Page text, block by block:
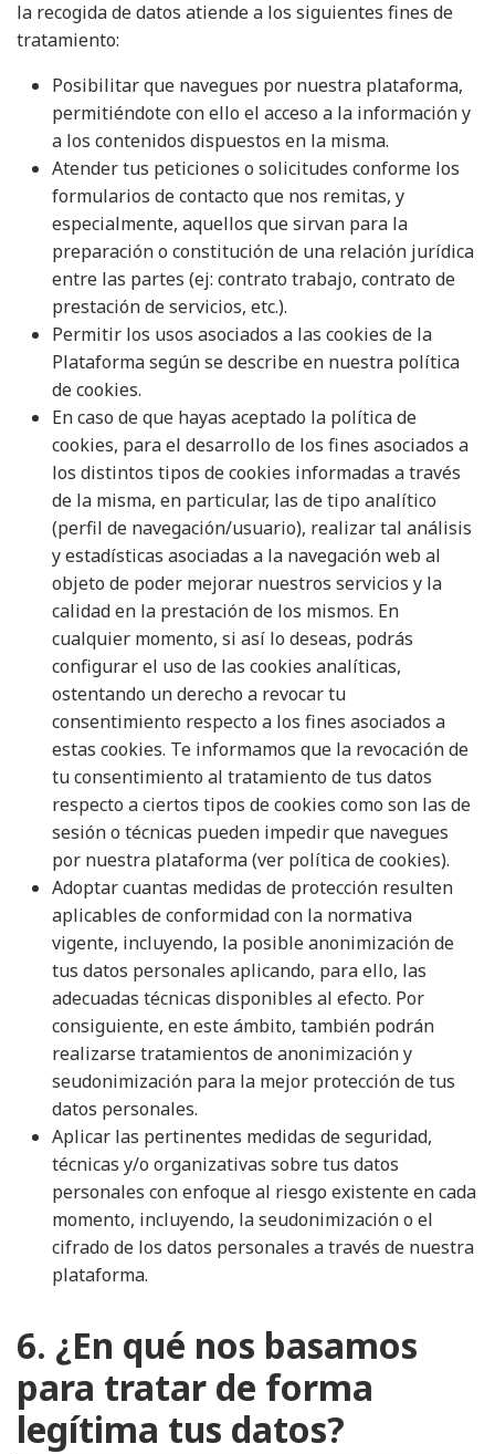
la recogida de datos atiende a los siguientes fines de
tratamiento:
Posibilitar que navegues por nuestra plataforma,
permitiéndote con ello el acceso a la información y
a los contenidos dispuestos en la misma.
Atender tus peticiones o solicitudes conforme los
formularios de contacto que nos remitas, y
especialmente, aquellos que sirvan para la
preparación o constitución de una relación jurídica
entre las partes (ej: contrato trabajo, contrato de
prestación de servicios, etc.).
Permitir los usos asociados a las cookies de la
Plataforma según se describe en nuestra política
de cookies.
En caso de que hayas aceptado la política de
cookies, para el desarrollo de los fines asociados a
los distintos tipos de cookies informadas a través
de la misma, en particular, las de tipo analítico
(perfil de navegación/usuario), realizar tal análisis
y estadísticas asociadas a la navegación web al
objeto de poder mejorar nuestros servicios y la
calidad en la prestación de los mismos. En
cualquier momento, si así lo deseas, podrás
configurar el uso de las cookies analíticas,
ostentando un derecho a revocar tu
consentimiento respecto a los fines asociados a
estas cookies. Te informamos que la revocación de
tu consentimiento al tratamiento de tus datos
respecto a ciertos tipos de cookies como son las de
sesión o técnicas pueden impedir que navegues
por nuestra plataforma (ver política de cookies).
Adoptar cuantas medidas de protección resulten
aplicables de conformidad con la normativa
vigente, incluyendo, la posible anonimización de
tus datos personales aplicando, para ello, las
adecuadas técnicas disponibles al efecto. Por
consiguiente, en este ámbito, también podrán
realizarse tratamientos de anonimización y
seudonimización para la mejor protección de tus
datos personales.
Aplicar las pertinentes medidas de seguridad,
técnicas y/o organizativas sobre tus datos
personales con enfoque al riesgo existente en cada
momento, incluyendo, la seudonimización o el
cifrado de los datos personales a través de nuestra
plataforma.
6. ¿En qué nos basamos
para tratar de forma
legítima tus datos?